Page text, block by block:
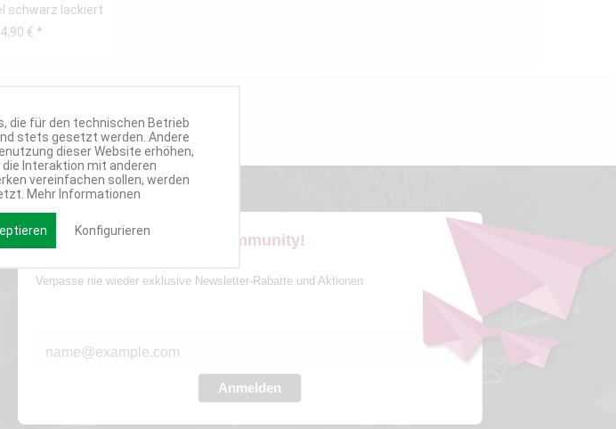
schwarz lackiert
vorne...
€ *
Werde Teil der Miweba Community!
Verpasse nie wieder exklusive Newsletter-Rabatte und Aktionen
Anmelden
die für den technischen Betrieb
stets gesetzt werden. Andere
dieser Website erhöhen,
Interaktion mit anderen
vereinfachen sollen, werden
Mehr Informationen
Konfigurieren